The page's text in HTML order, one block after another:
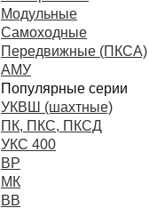
Модульные
Самоходные
Передвижные (ПКСА)
АМУ
Популярные серии
УКВШ (шахтные)
ПК, ПКС, ПКСД
УКС 400
ВР
МК
ВВ